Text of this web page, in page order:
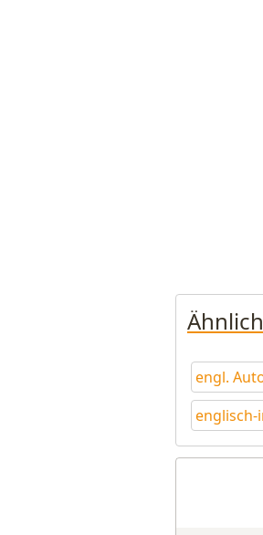
engl.
englisch-